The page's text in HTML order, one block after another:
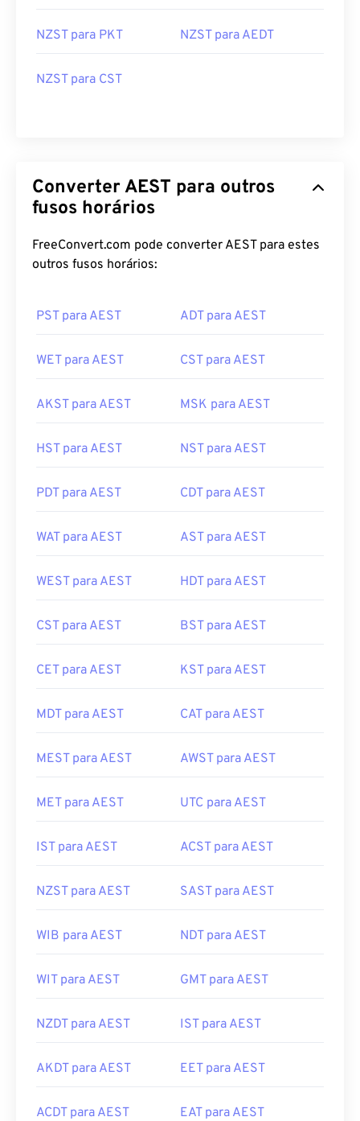
NZST para PKT NZST para AEDT
NZST para CST
Converter AEST para outros
fusos horários
FreeConvert.com pode converter AEST para estes
outros fusos horários:
PST para AEST ADT para AEST
WET para AEST CST para AEST
AKST para AEST MSK para AEST
HST para AEST NST para AEST
PDT para AEST CDT para AEST
WAT para AEST AST para AEST
WEST para AEST HDT para AEST
CST para AEST BST para AEST
CET para AEST KST para AEST
MDT para AEST CAT para AEST
MEST para AEST AWST para AEST
MET para AEST UTC para AEST
IST para AEST ACST para AEST
NZST para AEST SAST para AEST
WIB para AEST NDT para AEST
WIT para AEST GMT para AEST
NZDT para AEST IST para AEST
AKDT para AEST EET para AEST
ACDT para AEST EAT para AEST